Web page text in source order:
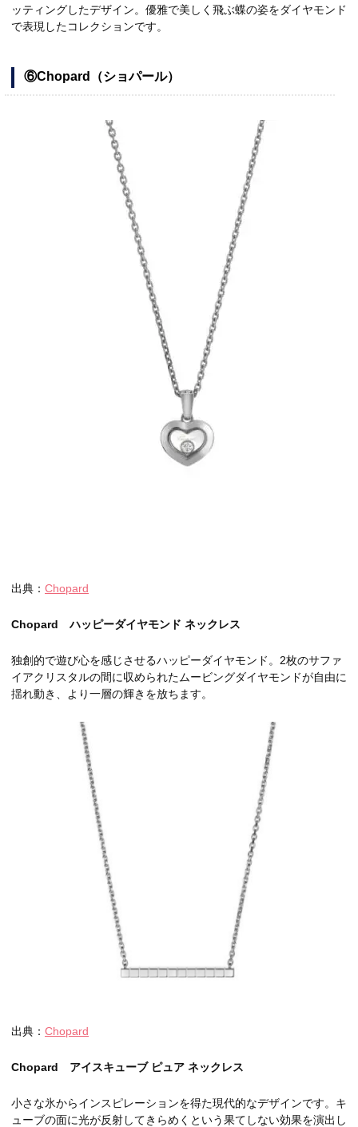
ッティングしたデザイン。優雅で美しく飛ぶ蝶の姿をダイヤモンド
で表現したコレクションです。
⑥Chopard（ショパール）
出典： Chopard
Chopard ハッピーダイヤモンド ネックレス
独創的で遊び心を感じさせるハッピーダイヤモンド。2枚のサファ
イアクリスタルの間に収められたムービングダイヤモンドが自由に
揺れ動き、より一層の輝きを放ちます。
出典： Chopard
Chopard アイスキューブ ピュア ネックレス
小さな氷からインスピレーションを得た現代的なデザインです。キ
ューブの面に光が反射してきらめくという果てしない効果を演出し